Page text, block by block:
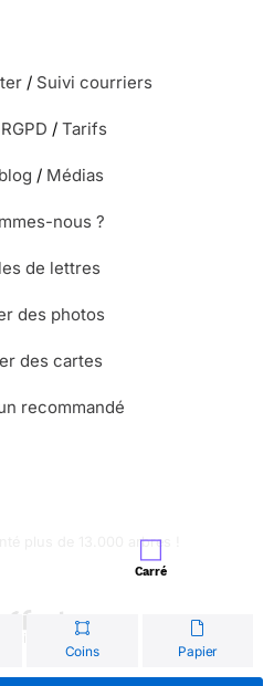
Carré
Coins Papier
/ Suivi courriers
/ Tarifs
/ Médias
nous ?
de lettres
des photos
des cartes
recommandé
plus de 13.000 arbres !
Facteur